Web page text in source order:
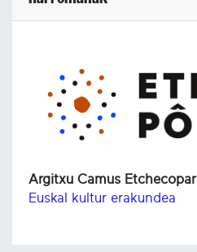
Argitxu Camus Etchecopar
Euskal kultur erakundea